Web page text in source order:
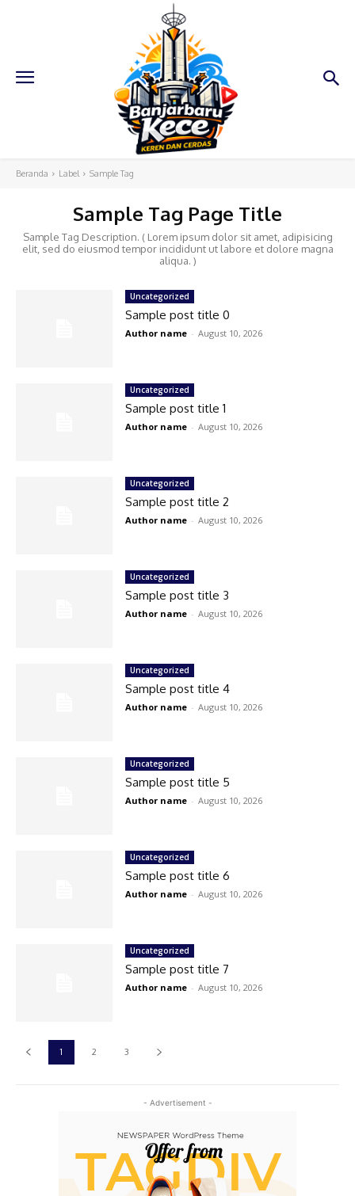
Beranda Label Sample Tag
Sample Tag Page Title
Sample Tag Description. ( Lorem ipsum dolor sit amet, adipisicing
elit, sed do eiusmod tempor incididunt ut labore et dolore magna
aliqua. )
- Advertisement -
Uncategorized
Sample post title 0
Author name - August 10, 2026
Uncategorized
Sample post title 1
Author name - August 10, 2026
Uncategorized
Sample post title 2
Author name - August 10, 2026
Uncategorized
Sample post title 3
Author name - August 10, 2026
Uncategorized
Sample post title 4
Author name - August 10, 2026
Uncategorized
Sample post title 5
Author name - August 10, 2026
Uncategorized
Sample post title 6
Author name - August 10, 2026
Uncategorized
Sample post title 7
Author name - August 10, 2026
1 2 3